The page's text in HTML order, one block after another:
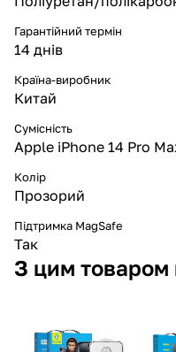
Гарантійний термін
14 днів
Країна-виробник
Китай
Сумісність
Apple iPhone 14 Pro
Колір
Прозорий
Підтримка MagSafe
Так
З цим товаром